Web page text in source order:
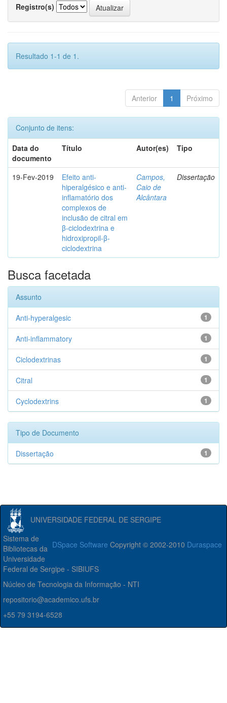
Registro(s)
Resultado 1-1 de 1.
Anterior 1 Próximo
Conjunto de itens:
Data do
documento
Título Autor(es) Tipo
19-Fev-2019
Efeito anti-
hiperalgésico e anti-
inflamatório dos
complexos de
inclusão de citral em
β-ciclodextrina e
hidroxipropil-β-
ciclodextrina
Campos,
Caio de
Alcântara
Dissertação
Busca facetada
Assunto
1
Anti-hyperalgesic
1
Anti-inflammatory
1
Ciclodextrinas
1
Citral
1
Cyclodextrins
Tipo de Documento
1
Dissertação
UNIVERSIDADE FEDERAL DE SERGIPE
DSpace Software Copyright © 2002-2010 Duraspace
Sistema de
Bibliotecas da
Universidade
Federal de Sergipe - SIBIUFS
Núcleo de Tecnologia da Informação - NTI
repositorio@academico.ufs.br
+55 79 3194-6528